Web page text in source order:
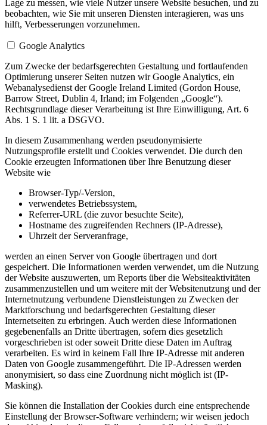
Lage zu messen, wie viele Nutzer unsere Website besuchen, und zu
beobachten, wie Sie mit unseren Diensten interagieren, was uns
hilft, Verbesserungen vorzunehmen.
Google Analytics
Zum Zwecke der bedarfsgerechten Gestaltung und fortlaufenden
Optimierung unserer Seiten nutzen wir Google Analytics, ein
Webanalysedienst der Google Ireland Limited (Gordon House,
Barrow Street, Dublin 4, Irland; im Folgenden „Google“).
Rechtsgrundlage dieser Verarbeitung ist Ihre Einwilligung, Art. 6
Abs. 1 S. 1 lit. a DSGVO.
In diesem Zusammenhang werden pseudonymisierte
Nutzungsprofile erstellt und Cookies verwendet. Die durch den
Cookie erzeugten Informationen über Ihre Benutzung dieser
Website wie
Browser-Typ/-Version,
verwendetes Betriebssystem,
Referrer-URL (die zuvor besuchte Seite),
Hostname des zugreifenden Rechners (IP-Adresse),
Uhrzeit der Serveranfrage,
werden an einen Server von Google übertragen und dort
gespeichert. Die Informationen werden verwendet, um die Nutzung
der Website auszuwerten, um Reports über die Websiteaktivitäten
zusammenzustellen und um weitere mit der Websitenutzung und der
Internetnutzung verbundene Dienstleistungen zu Zwecken der
Marktforschung und bedarfsgerechten Gestaltung dieser
Internetseiten zu erbringen. Auch werden diese Informationen
gegebenenfalls an Dritte übertragen, sofern dies gesetzlich
vorgeschrieben ist oder soweit Dritte diese Daten im Auftrag
verarbeiten. Es wird in keinem Fall Ihre IP-Adresse mit anderen
Daten von Google zusammengeführt. Die IP-Adressen werden
anonymisiert, so dass eine Zuordnung nicht möglich ist (IP-
Masking).
Sie können die Installation der Cookies durch eine entsprechende
Einstellung der Browser-Software verhindern; wir weisen jedoch